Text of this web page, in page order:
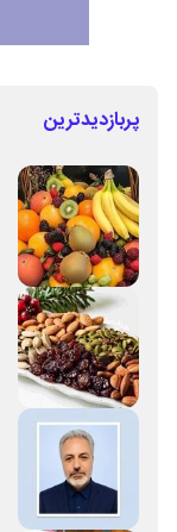
پربازدیدترین